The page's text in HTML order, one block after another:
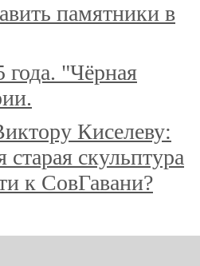
памятники в
года. "Чёрная
Киселеву:
старая скульптура
к СовГавани?